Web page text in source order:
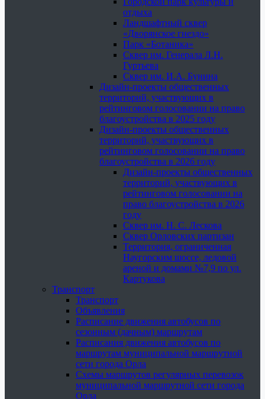
отдыха
Ландшафтный сквер
«Дворянское гнездо»
Парк «Ботаника»
Сквер им. Генерала Л.Н.
Гуртьева
Сквер им. И.А. Бунина
Дизайн-проекты общественных
территорий, участвующих в
рейтинговом голосовании на право
благоустройства в 2025 году
Дизайн-проекты общественных
территорий, участвующих в
рейтинговом голосовании на право
благоустройства в 2026 году
Дизайн-проекты общественных
территорий, участвующих в
рейтинговом голосовании на
право благоустройства в 2026
году
Сквер им. Н. С. Лескова
Сквер Орловских партизан
Территория, ограниченная
Наугорским шоссе, ледовой
ареной и домами №7,9 по ул.
Картукова
Транспорт
Транспорт
Объявления
Расписание движения автобусов по
сезонным (дачным) маршрутам
Расписания движения автобусов по
маршрутам муниципальной маршрутной
сети города Орла
Схемы маршрутов регулярных перевозок
муниципальной маршрутной сети города
Орла